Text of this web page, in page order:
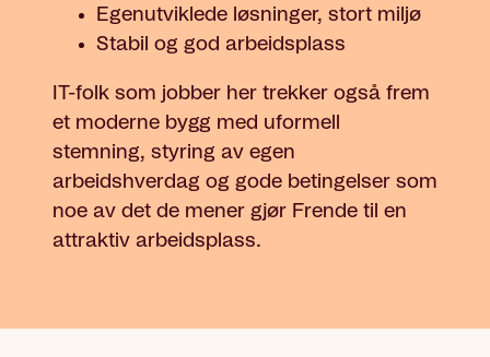
Egenutviklede løsninger, stort miljø
Stabil og god arbeidsplass
IT-folk som jobber her trekker også frem
et moderne bygg med uformell
stemning, styring av egen
arbeidshverdag og gode betingelser som
noe av det de mener gjør Frende til en
attraktiv arbeidsplass.